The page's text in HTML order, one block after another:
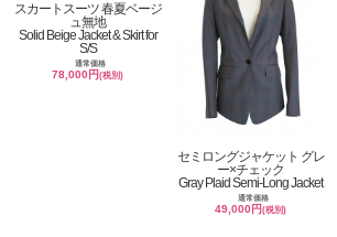
スカートスーツ 春夏ベージ
ュ無地
Solid Beige Jacket & Skirt for
S/S
通常価格
78,000円(税別)
セミロングジャケット グレ
ー×チェック
Gray Plaid Semi-Long Jacket
通常価格
49,000円(税別)